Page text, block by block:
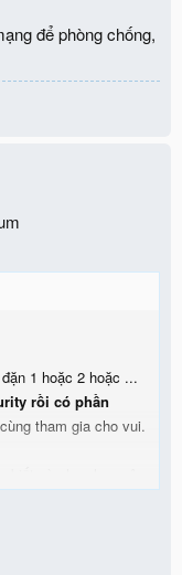
để phòng chống,
1 hoặc 2 hoặc ...
rồi có phần
tham gia cho vui.
còn hạn hẹp nên
đàn